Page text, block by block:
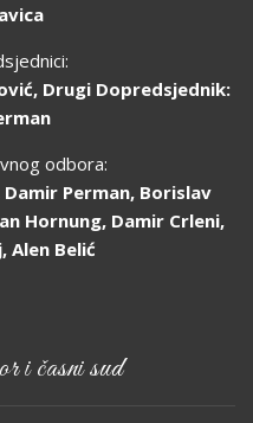
Drugi Dopredsjednik:
odbora:
Perman, Borislav
Hornung, Damir Crleni,
Alen Belić
i časni sud